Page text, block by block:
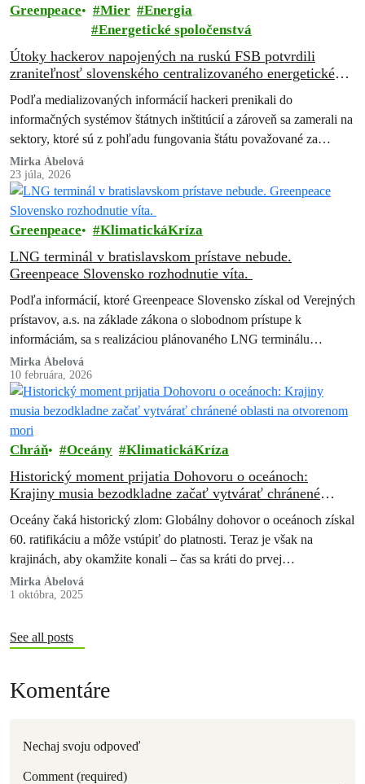
Greenpeace Mier
Energia
Energetické spoločenstvá
Útoky hackerov napojených na ruskú FSB potvrdili
zraniteľnosť slovenského centralizovaného energetického
systému, upozorňuje Greenpeace Slovensko.
Decentralizované obnoviteľné zdroje sú cestou z krízy.
Podľa medializovaných informácií hackeri prenikali do
informačných systémov štátnych inštitúcií a zároveň sa zamerali na
sektory, ktoré sú z pohľadu fungovania štátu považované za
kritické. Išlo najmä o energetiku, obranný…
Mirka Ábelová
23 júla, 2026
Greenpeace KlimatickáKríza
LNG terminál v bratislavskom prístave nebude.
Greenpeace Slovensko rozhodnutie víta.
Podľa informácií, ktoré Greenpeace Slovensko získal od Verejných
prístavov, a.s. na základe zákona o slobodnom prístupe k
informáciám, sa s realizáciou plánovaného LNG terminálu
nepočíta. Greenpeace Slovensko, ktorý proti projektu…
Mirka Ábelová
10 februára, 2026
Chráň Oceány KlimatickáKríza
Historický moment prijatia Dohovoru o oceánoch:
Krajiny musia bezodkladne začať vytvárať chránené
oblasti na otvorenom mori
Oceány čaká historický zlom: Globálny dohovor o oceánoch získal
60. ratifikáciu a môže vstúpiť do platnosti. Teraz je však na
krajinách, aby okamžite konali – čas sa kráti do prvej…
Mirka Ábelová
1 októbra, 2025
See all posts
Komentáre
Nechaj svoju odpoveď
Comment (required)